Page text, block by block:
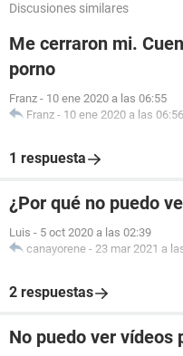
Discusiones similares
Me cerraron mi.
porno
Franz - 10 ene 2020 a las 06:55
Franz - 10 ene 2020 a las 06:56
1 respuesta
¿Por qué no puedo
Luis - 5 oct 2020 a las 02:39
canayorene - 23 mar 2021 a
2 respuestas
No puedo ver vídeos